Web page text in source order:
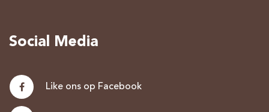
Social Media
Like ons op Facebook